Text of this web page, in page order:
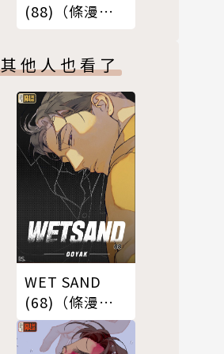
(88)（條漫
其他人也看了
WET SAND
(68)（條漫
版）